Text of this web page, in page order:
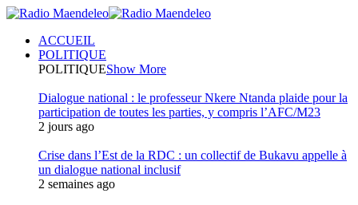
ACCUEIL
POLITIQUE
POLITIQUEShow More
Dialogue national : le professeur Nkere Ntanda plaide pour la
participation de toutes les parties, y compris l’AFC/M23
2 jours ago
Crise dans l’Est de la RDC : un collectif de Bukavu appelle à
un dialogue national inclusif
2 semaines ago